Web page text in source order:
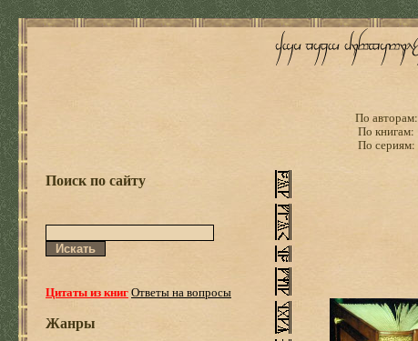
По авторам:
По книгам:
По сериям:
Поиск по сайту
Цитаты из книгОтветы на вопросы
Жанры